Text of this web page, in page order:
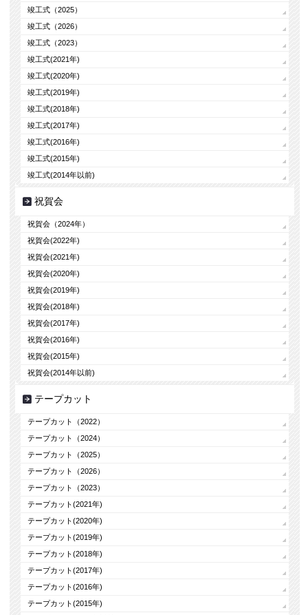
竣工式（2025）
竣工式（2026）
竣工式（2023）
竣工式(2021年)
竣工式(2020年)
竣工式(2019年)
竣工式(2018年)
竣工式(2017年)
竣工式(2016年)
竣工式(2015年)
竣工式(2014年以前)
祝賀会
祝賀会（2024年）
祝賀会(2022年)
祝賀会(2021年)
祝賀会(2020年)
祝賀会(2019年)
祝賀会(2018年)
祝賀会(2017年)
祝賀会(2016年)
祝賀会(2015年)
祝賀会(2014年以前)
テープカット
テープカット（2022）
テープカット（2024）
テープカット（2025）
テープカット（2026）
テープカット（2023）
テープカット(2021年)
テープカット(2020年)
テープカット(2019年)
テープカット(2018年)
テープカット(2017年)
テープカット(2016年)
テープカット(2015年)